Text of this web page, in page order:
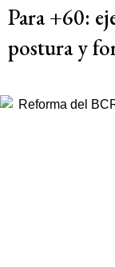
Para +60:
postura y